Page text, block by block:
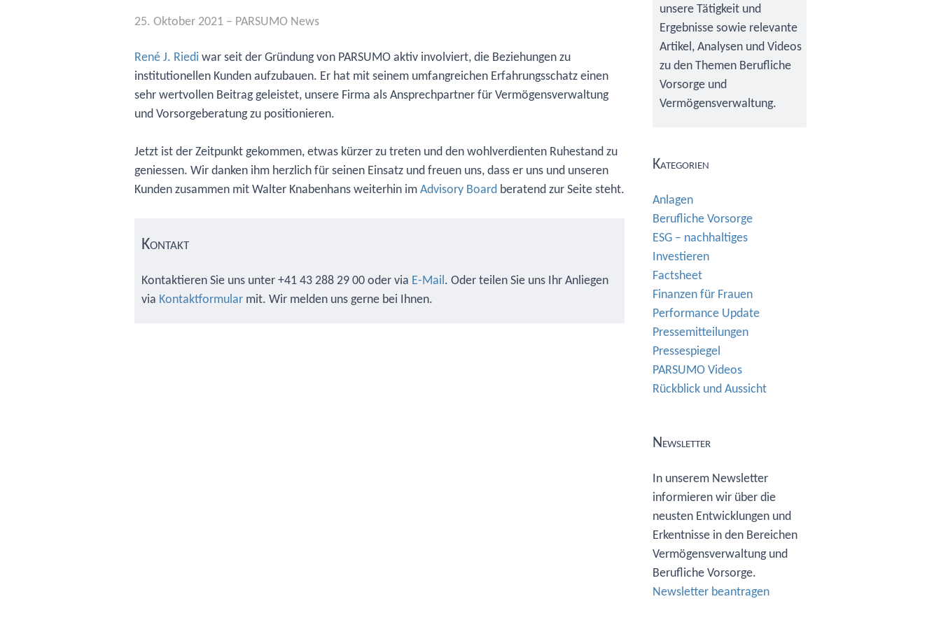
25. Oktober 2021 – PARSUMO News
René J. Riedi war seit der Gründung von PARSUMO aktiv involviert, die Beziehungen zu
institutionellen Kunden aufzubauen. Er hat mit seinem umfangreichen Erfahrungsschatz einen
sehr wertvollen Beitrag geleistet, unsere Firma als Ansprechpartner für Vermögensverwaltung
und Vorsorgeberatung zu positionieren.
Jetzt ist der Zeitpunkt gekommen, etwas kürzer zu treten und den wohlverdienten Ruhestand zu
geniessen. Wir danken ihm herzlich für seinen Einsatz und freuen uns, dass er uns und unseren
Kunden zusammen mit Walter Knabenhans weiterhin im Advisory Board beratend zur Seite steht.
Kontakt
Kontaktieren Sie uns unter +41 43 288 29 00 oder via E-Mail. Oder teilen Sie uns Ihr Anliegen
via Kontaktformular mit. Wir melden uns gerne bei Ihnen.
unsere Tätigkeit und
Ergebnisse sowie relevante
Artikel, Analysen und Videos
zu den Themen Berufliche
Vorsorge und
Vermögensverwaltung.
Kategorien
Anlagen
Berufliche Vorsorge
ESG – nachhaltiges
Investieren
Factsheet
Finanzen für Frauen
Performance Update
Pressemitteilungen
Pressespiegel
PARSUMO Videos
Rückblick und Aussicht
Newsletter
In unserem Newsletter
informieren wir über die
neusten Entwicklungen und
Erkentnisse in den Bereichen
Vermögensverwaltung und
Berufliche Vorsorge.
Newsletter beantragen